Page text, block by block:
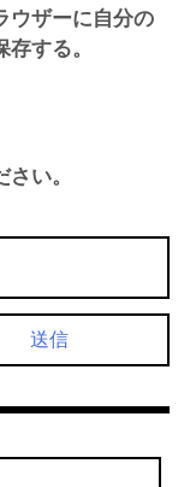
ウザーに自分の
する。
い。